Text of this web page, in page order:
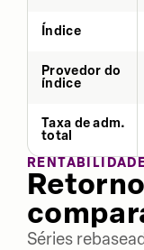
Índice
Provedor do
índice
Taxa de adm.
total
Séries